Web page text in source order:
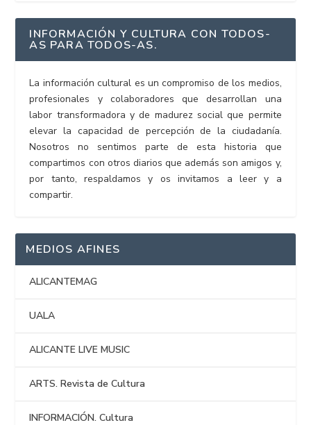
INFORMACIÓN Y CULTURA CON TODOS-
AS PARA TODOS-AS.
La información cultural es un compromiso de los medios,
profesionales y colaboradores que desarrollan una
labor transformadora y de madurez social que permite
elevar la capacidad de percepción de la ciudadanía.
Nosotros no sentimos parte de esta historia que
compartimos con otros diarios que además son amigos y,
por tanto, respaldamos y os invitamos a leer y a
compartir.
MEDIOS AFINES
ALICANTEMAG
UALA
ALICANTE LIVE MUSIC
ARTS. Revista de Cultura
INFORMACIÓN. Cultura